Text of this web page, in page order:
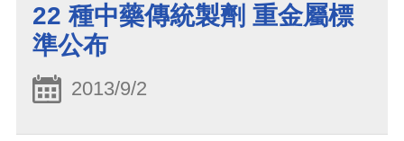
22 種中藥傳統製劑 重金屬標
準公布
2013/9/2